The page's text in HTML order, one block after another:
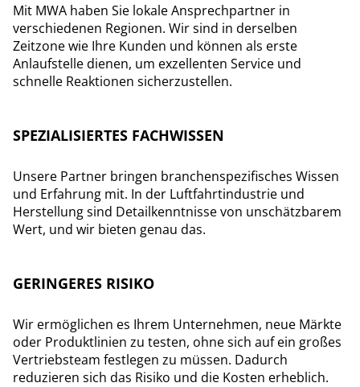
Mit MWA haben Sie lokale Ansprechpartner in
verschiedenen Regionen. Wir sind in derselben
Zeitzone wie Ihre Kunden und können als erste
Anlaufstelle dienen, um exzellenten Service und
schnelle Reaktionen sicherzustellen.
SPEZIALISIERTES FACHWISSEN
Unsere Partner bringen branchenspezifisches Wissen
und Erfahrung mit. In der Luftfahrtindustrie und
Herstellung sind Detailkenntnisse von unschätzbarem
Wert, und wir bieten genau das.
GERINGERES RISIKO
Wir ermöglichen es Ihrem Unternehmen, neue Märkte
oder Produktlinien zu testen, ohne sich auf ein großes
Vertriebsteam festlegen zu müssen. Dadurch
reduzieren sich das Risiko und die Kosten erheblich.